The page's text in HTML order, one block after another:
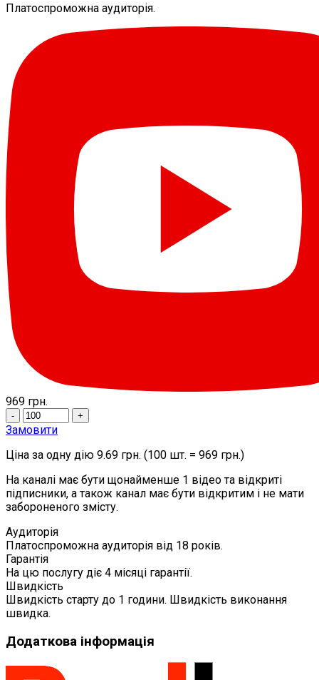
Платоспроможна аудиторія.
969 грн.
- +
Замовити
Ціна за одну дію 9.69 грн. (100 шт. = 969 грн.)
На каналі має бути щонайменше 1 відео та відкриті
підписники, а також канал має бути відкритим і не мати
забороненого змісту.
Аудиторія
Платоспроможна аудиторія від 18 років.
Гарантія
На цю послугу діє 4 місяці гарантії.
Швидкість
Швидкість старту до 1 години. Швидкість виконання
швидка.
Додаткова інформація